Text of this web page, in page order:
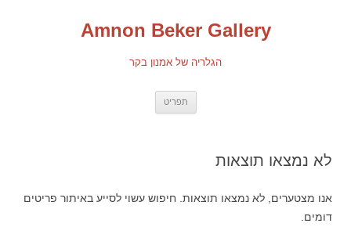
Amnon Beker Gallery
הגלריה של אמנון בקר
תפריט
לא נמצאו תוצאות
אנו מצטערים, לא נמצאו תוצאות. חיפוש עשוי לסייע באיתור פריטים
דומים.